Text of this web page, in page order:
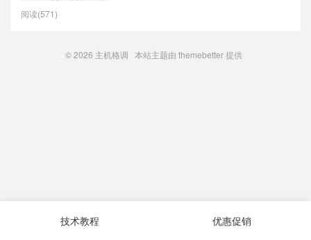
阅读(571)
© 2026 主机格调 本站主题由 themebetter提供
技术教程 优惠促销